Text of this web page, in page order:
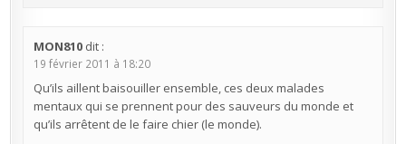
MON810 dit :
19 février 2011 à 18:20
Qu’ils aillent baisouiller ensemble, ces deux malades
mentaux qui se prennent pour des sauveurs du monde et
qu’ils arrêtent de le faire chier (le monde).